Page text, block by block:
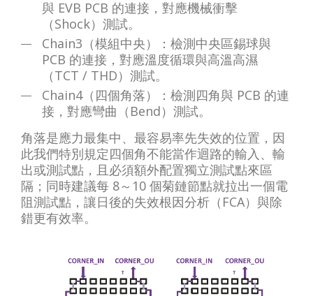
與 EVB PCB 的連接，對應機械衝擊
（Shock）測試。
Chain3（模組中央）：檢測中央區錫球與
PCB 的連接，對應溫度循環與高溫高濕
（TCT / THD）測試。
Chain4（四個角落）：檢測四角與 PCB 的連
接，對應彎曲（Bend）測試。
角落是應力最集中、最容易率先失效的位置，因
此我們特別規定四個角不能當作迴路的輸入、輸
出或測試點，且必須額外配置獨立測試點來區
隔；同時建議每 8～10 個菊鏈節點就拉出一個電
阻測試點，讓日後的失效根因分析（FCA）與除
錯更有效率。